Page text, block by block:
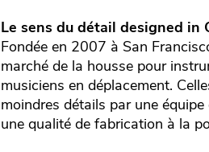
Le sens du détail designed in
Fondée en 2007 à San
marché de la housse pour
musiciens en déplacement.
moindres détails par une
une qualité de fabrication à la